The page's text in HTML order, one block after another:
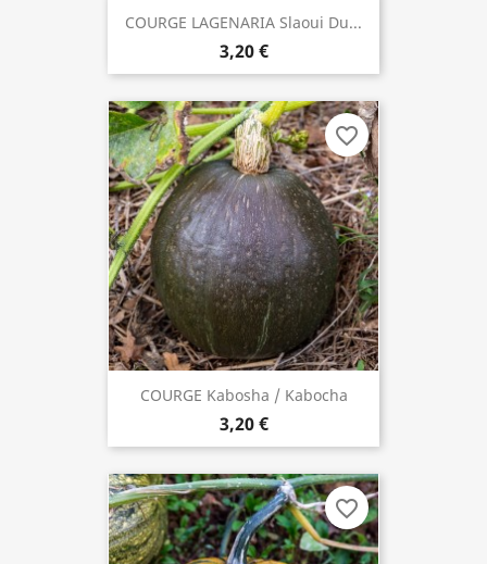
COURGE LAGENARIA Slaoui Du...
3,20 €
COURGE Kabosha / Kabocha
3,20 €
favorite_border
favorite_border